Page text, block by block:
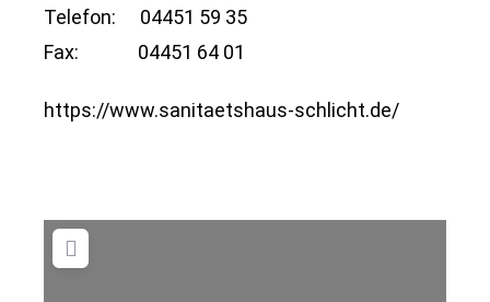
Telefon:
04451 59 35
Fax:
04451 64 01
https://www.sanitaetshaus-schlicht.de/